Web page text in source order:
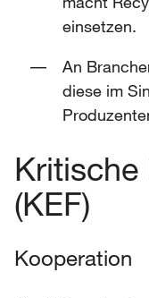
einsetzen.
An
diese im
Kritische
(KEF)
Kooperation